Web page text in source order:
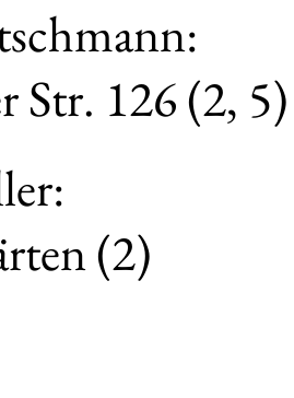
Str. 126 (2, 5)
(2)